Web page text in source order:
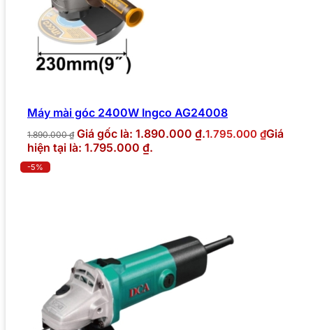
Máy mài góc 2400W Ingco AG24008
1.890.000₫ Giá gốc là: 1.890.000 ₫.1.795.000 ₫Giá
hiện tại là: 1.795.000 ₫.
-5%